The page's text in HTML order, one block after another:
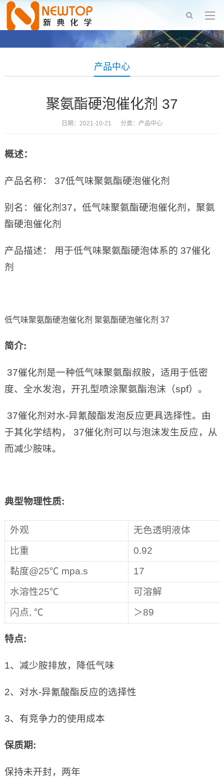
产品中心
聚氨酯硬泡催化剂 37
日期：2021-10-21 分类： 产品中心
概述：
产品名称： 37低气味聚氨酯硬泡催化剂
别名：催化剂37，低气味聚氨酯硬泡催化剂，聚氨
酯硬泡催化剂
产品描述： 用于低气味聚氨酯硬泡体系的 37催化
剂
低气味聚氨酯硬泡催化剂 聚氨酯硬泡催化剂 37
简介:
37催化剂是一种低气味聚氨酯叔胺，适用于低密
度、全水发泡，开孔型喷涂聚氨酯泡沫（spf）。
37催化剂对水-异氰酸酯发泡反应更具选择性。由
于其化学结构， 37催化剂可以与泡沫发生反应，从
而减少胺味。
典型物理性质:
外观
无色透明液体
比重
0.92
黏度@25℃ mpa.s
17
水溶性25℃
可溶解
闪点, ℃
＞89
特点:
1、减少胺排放，降低气味
2、对水-异氰酸酯反应的选择性
3、有竞争力的使用成本
保质期:
保持未开封，两年